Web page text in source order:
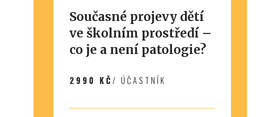
Současné projevy dětí
ve školním prostředí –
co je a není patologie?
2990 KČ/ ÚČASTNÍK